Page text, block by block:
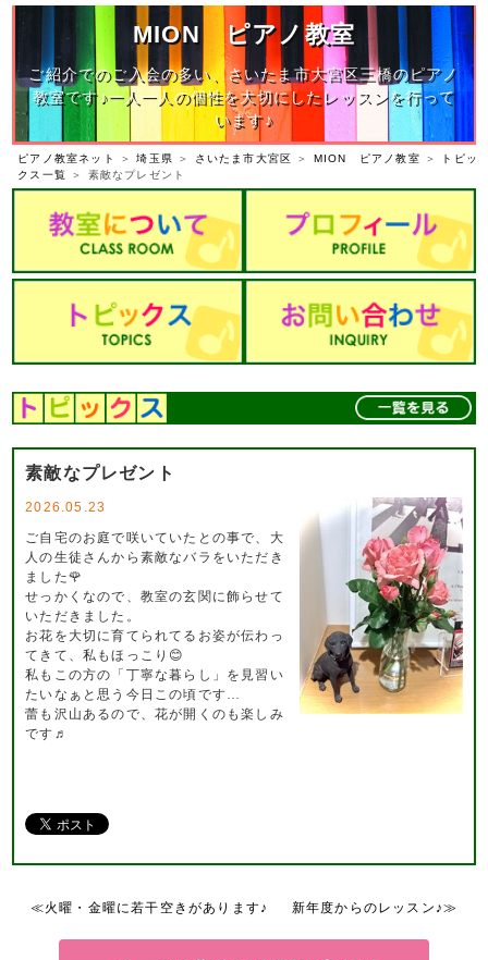
MION ピアノ教室
ご紹介でのご入会の多い、さいたま市大宮区三橋のピアノ
教室です♪一人一人の個性を大切にしたレッスンを行って
います♪
ピアノ教室ネット ＞埼玉県 ＞ さいたま市大宮区 ＞ MION ピアノ教室 ＞
トピッ
クス一覧 ＞ 素敵なプレゼント
素敵なプレゼント
2026.05.23
ご自宅のお庭で咲いていたとの事で、大
人の生徒さんから素敵なバラをいただき
ました🌹
せっかくなので、教室の玄関に飾らせて
いただきました。
お花を大切に育てられてるお姿が伝わっ
てきて、私もほっこり😊
私もこの方の「丁寧な暮らし」を見習い
たいなぁと思う今日この頃です…
蕾も沢山あるので、花が開くのも楽しみ
です♬
≪火曜・金曜に若干空きがあります♪ 新年度からのレッスン♪≫